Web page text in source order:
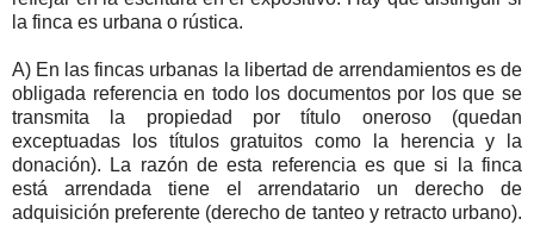
la finca es urbana o rústica.
A) En las fincas urbanas la libertad de arrendamientos es de
obligada referencia en todo los documentos por los que se
transmita la propiedad por título oneroso (quedan
exceptuadas los títulos gratuitos como la herencia y la
donación). La razón de esta referencia es que si la finca
está arrendada tiene el arrendatario un derecho de
adquisición preferente (derecho de tanteo y retracto urbano).